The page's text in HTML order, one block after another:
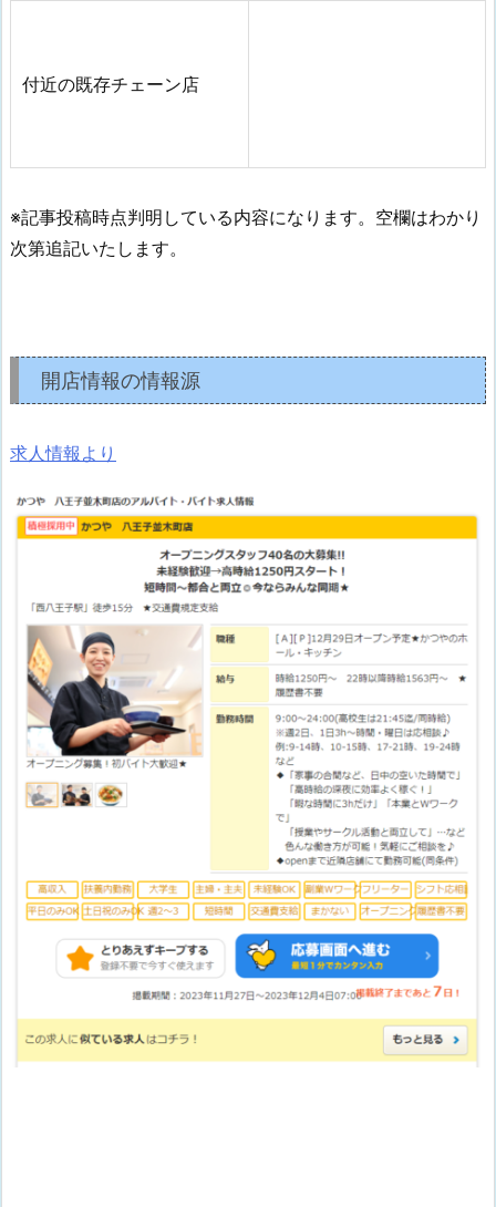
付近の既存チェーン店
※記事投稿時点判明している内容になります。空欄はわかり
次第追記いたします。
開店情報の情報源
求人情報より